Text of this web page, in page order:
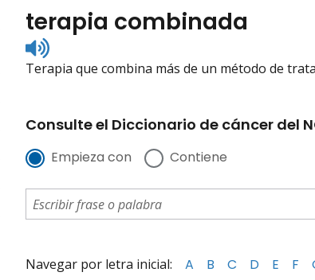
terapia combinada
Listen
to
pronunciation
Terapia que combina más de un método de
Consulte el Diccionario de cáncer del
Empieza con Contiene
Navegar por letra inicial: A B C D E F